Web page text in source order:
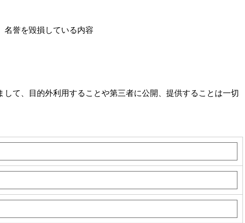
名誉を毀損している内容
て、目的外利用することや第三者に公開、提供することは一切